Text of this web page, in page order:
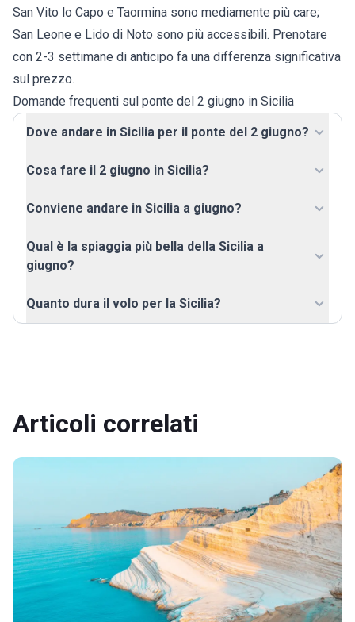
San Vito lo Capo e Taormina sono mediamente più care;
San Leone e Lido di Noto sono più accessibili. Prenotare
con 2-3 settimane di anticipo fa una differenza significativa
sul prezzo.
Domande frequenti sul ponte del 2 giugno in Sicilia
Dove andare in Sicilia per il ponte del 2 giugno?
Cosa fare il 2 giugno in Sicilia?
Conviene andare in Sicilia a giugno?
Qual è la spiaggia più bella della Sicilia a
giugno?
Quanto dura il volo per la Sicilia?
Articoli correlati